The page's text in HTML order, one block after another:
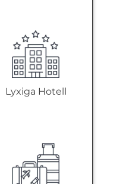
Lyxiga Hotell